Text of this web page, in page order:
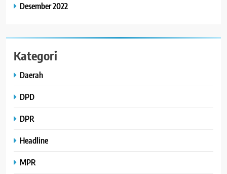
Desember 2022
Kategori
Daerah
DPD
DPR
Headline
MPR